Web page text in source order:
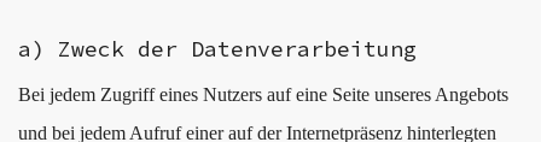
a) Zweck der Datenverarbeitung
Bei jedem Zugriff eines Nutzers auf eine Seite unseres Angebots
und bei jedem Aufruf einer auf der Internetpräsenz hinterlegten